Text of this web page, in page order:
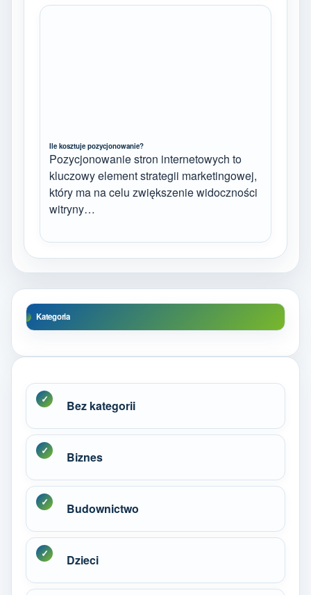
Ile kosztuje pozycjonowanie?
Pozycjonowanie stron internetowych to
kluczowy element strategii marketingowej,
który ma na celu zwiększenie widoczności
witryny…
Kategoria
Bez kategorii
Biznes
Budownictwo
Dzieci